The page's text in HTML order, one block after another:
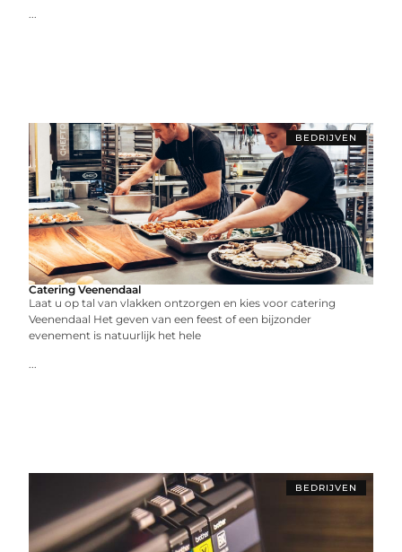
...
BEDRIJVEN
Catering Veenendaal
Laat u op tal van vlakken ontzorgen en kies voor catering
Veenendaal Het geven van een feest of een bijzonder
evenement is natuurlijk het hele
...
BEDRIJVEN